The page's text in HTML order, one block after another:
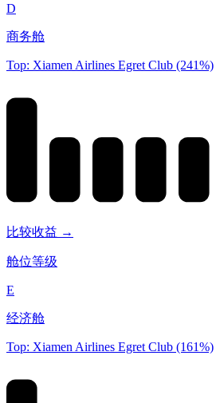
D
商务舱
Top: Xiamen Airlines Egret Club (241%)
比较收益 →
舱位等级
E
经济舱
Top: Xiamen Airlines Egret Club (161%)